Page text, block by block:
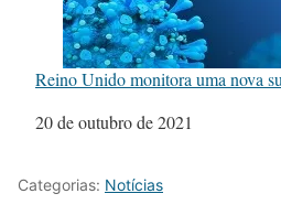
Reino Unido monitora uma nova
Data
20 de outubro de 2021
Categorias: Notícias